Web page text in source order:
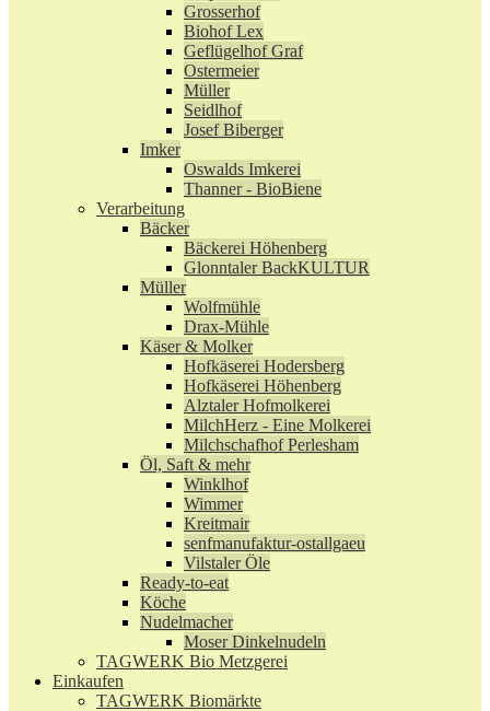
Grosserhof
Biohof Lex
Geflügelhof Graf
Ostermeier
Müller
Seidlhof
Josef Biberger
Imker
Oswalds Imkerei
Thanner - BioBiene
Verarbeitung
Bäcker
Bäckerei Höhenberg
Glonntaler BackKULTUR
Müller
Wolfmühle
Drax-Mühle
Käser & Molker
Hofkäserei Hodersberg
Hofkäserei Höhenberg
Alztaler Hofmolkerei
MilchHerz - Eine Molkerei
Milchschafhof Perlesham
Öl, Saft & mehr
Winklhof
Wimmer
Kreitmair
senfmanufaktur-ostallgaeu
Vilstaler Öle
Ready-to-eat
Köche
Nudelmacher
Moser Dinkelnudeln
TAGWERK Bio Metzgerei
Einkaufen
TAGWERK Biomärkte